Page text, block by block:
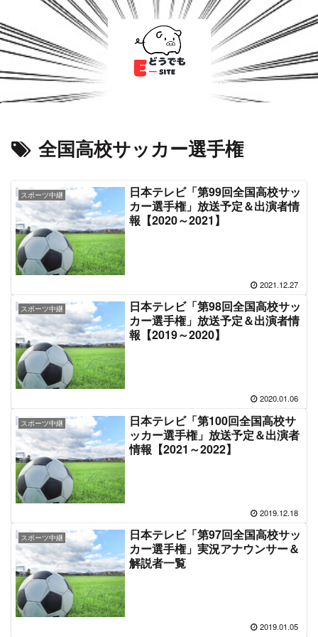
全国高校サッカー選手権
スポーツ中継
日本テレビ「第99回全国高校サッ
カー選手権」放送予定＆出演者情
報【2020～2021】
2021.12.27
スポーツ中継
日本テレビ「第98回全国高校サッ
カー選手権」放送予定＆出演者情
報【2019～2020】
2020.01.06
スポーツ中継
日本テレビ「第100回全国高校サ
ッカー選手権」放送予定＆出演者
情報【2021～2022】
2019.12.18
スポーツ中継
日本テレビ「第97回全国高校サッ
カー選手権」実況アナウンサー＆
解説者一覧
2019.01.05